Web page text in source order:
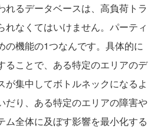
れるデータベースは、高負荷トラ
れなくてはいけません。パーティ
の機能の1つなんです。具体的に
ることで、ある特定のエリアのデ
が集中してボトルネックになるよ
だり、ある特定のエリアの障害や
ム全体に及ぼす影響を最小化する